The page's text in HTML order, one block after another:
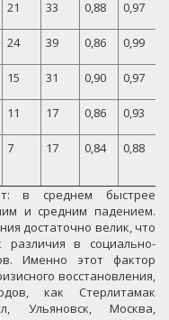
21 33 0,88 0,97
24 39 0,86 0,99
15 31 0,90 0,97
11 17 0,86 0,93
7 17 0,84 0,88
в среднем быстрее
и средним падением.
достаточно велик, что
различия в социально-
Именно этот фактор
восстановления,
как Стерлитамак
Ульяновск, Москва,